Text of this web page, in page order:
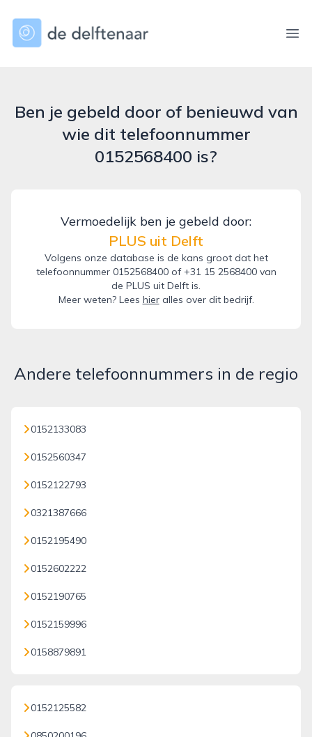
dedelftenaar.nl
Ben je gebeld door of benieuwd van
wie dit telefoonnummer
0152568400 is?
Vermoedelijk ben je gebeld door:
PLUS uit Delft
Volgens onze database is de kans groot dat het
telefoonnummer 0152568400 of +31 15 2568400 van
de PLUS uit Delft is.
Meer weten? Lees hieralles over dit bedrijf.
Andere telefoonnummers in de regio
0152133083
0152560347
0152122793
0321387666
0152195490
0152602222
0152190765
0152159996
0158879891
0152125582